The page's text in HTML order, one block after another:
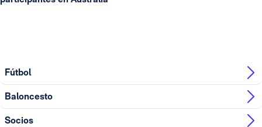
Fútbol
Baloncesto
Socios